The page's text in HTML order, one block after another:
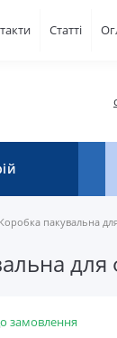
Статті
Коробка пакувальна
для
замовлення